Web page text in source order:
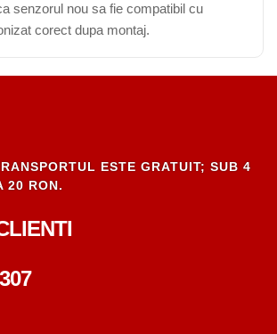
senzorul nou sa fie compatibil cu
corect dupa montaj.
ESTE GRATUIT; SUB 4
20 RON.